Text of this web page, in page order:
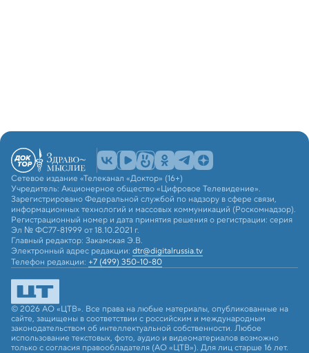
Сетевое издание «Телеканал «Доктор» (16+)
Учредитель: Акционерное общество «Цифровое Телевидение».
Зарегистрировано Федеральной службой по надзору в сфере связи,
информационных технологий и массовых коммуникаций (Роскомнадзор).
Регистрационный номер и дата принятия решения о регистрации: серия
Эл № ФС77-81999 от 18.10.2021 г.
Главный редактор: Закамская Э.В.
Электронный адрес редакции: dtr@digitalrussia.tv
Телефон редакции: +7 (499) 350-10-80
© 2026 АО «ЦТВ». Все права на любые материалы, опубликованные на
сайте, защищены в соответствии с российским и международным
законодательством об интеллектуальной собственности. Любое
использование текстовых, фото, аудио и видеоматериалов возможно
только с согласия правообладателя (АО «ЦТВ»). Для лиц старше 16 лет.